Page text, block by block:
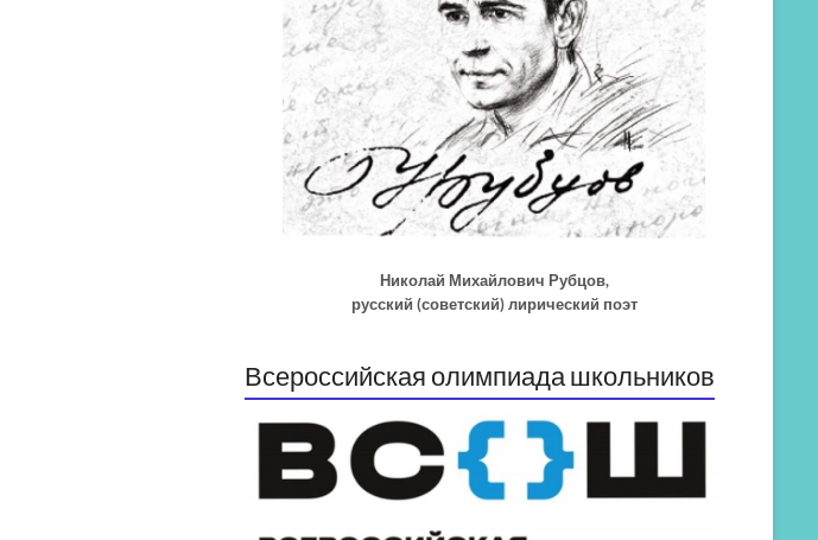
Николай Михайлович Рубцов,
русский (советский) лирический поэт
Всероссийская олимпиада школьников